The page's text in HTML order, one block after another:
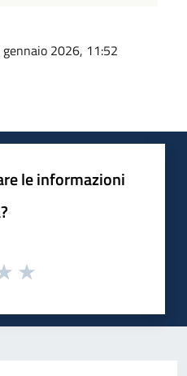
gennaio 2026, 11:52
le informazioni